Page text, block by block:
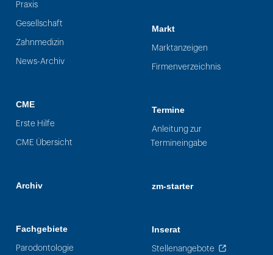
Praxis
Gesellschaft
Zahnmedizin
News-Archiv
CME
Erste Hilfe
CME Übersicht
Archiv
Fachgebiete
Parodontologie
Markt
Marktanzeigen
Firmenverzeichnis
Termine
Anleitung zur
Termineingabe
zm-starter
Inserat
Stellenangebote